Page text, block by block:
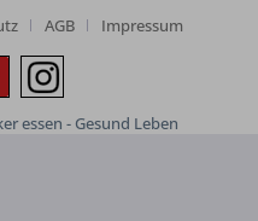
AGB Impressum
essen - Gesund Leben